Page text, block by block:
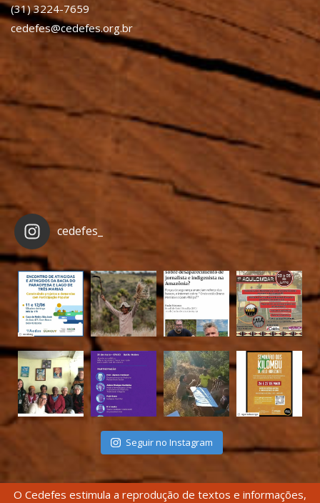
(31) 3224-7659
cedefes@cedefes.org.br
cedefes_
Seguir no Instagram
O Cedefes estimula a reprodução de textos e informações,